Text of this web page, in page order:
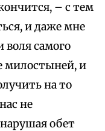
– с тем
и даже мне
воля самого
милостыней, и
на то
не
обет